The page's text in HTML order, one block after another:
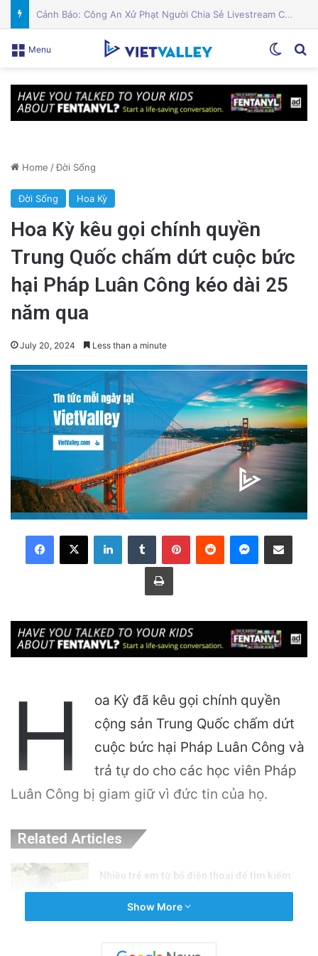
PGS.TS Hà Đình Đức: Di sản và Hành trình Cuộc đời của Nhà Khoa học Xuất sắc
Menu
Home /Đời Sống
Đời Sống Hoa Kỳ
Hoa Kỳ kêu gọi chính quyền
Trung Quốc chấm dứt cuộc bức
hại Pháp Luân Công kéo dài 25
năm qua
July 20, 2024 Less than a minute
LinkedInTumblr PinterestReddit Messenger
Share via Email
Print
H
oa Kỳ đã kêu gọi chính quyền
cộng sản Trung Quốc chấm dứt
cuộc bức hại Pháp Luân Công và
trả tự do cho các học viên Pháp
Luân Công bị giam giữ vì đức tin của họ.
Related Articles
Nhiều trẻ em từ bỏ điện thoại để tìm kiếm
Ứng cử viên nhà vượt qua cuộc bầu cử sơ bộ,
Show More